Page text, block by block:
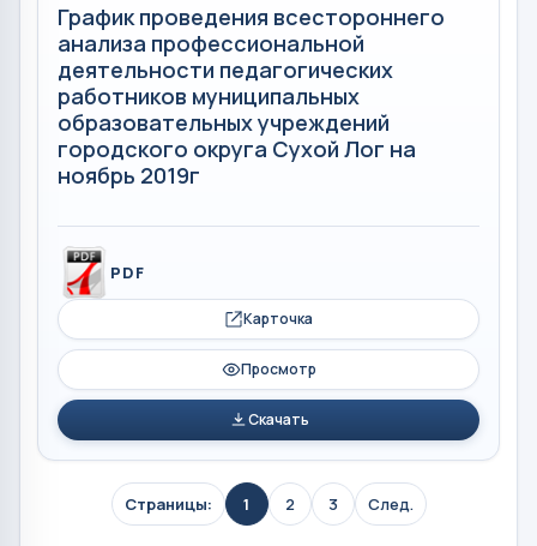
График проведения всестороннего
анализа профессиональной
деятельности педагогических
работников муниципальных
образовательных учреждений
городского округа Сухой Лог на
ноябрь 2019г
PDF
Карточка
Просмотр
Скачать
Страницы: 1 2 3 След.